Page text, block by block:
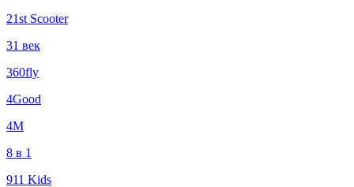
21st Scooter
31 век
360fly
4Good
4М
8 в 1
911 Kids